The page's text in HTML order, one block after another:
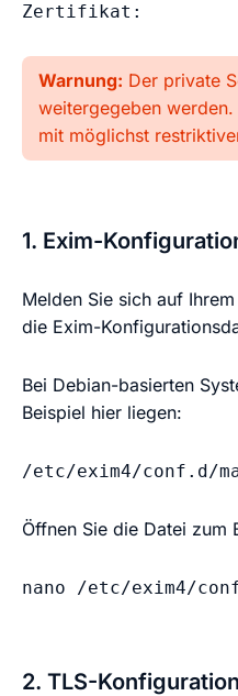
Zertifikat:         /
Warnung: Der private
weitergegeben
mit möglichst
1. Exim-
Melden Sie sich auf
die Exim-
Bei Debian-basierten
Beispiel hier liegen:
/etc/exim4/conf.d/
Öffnen Sie die Datei zum
nano /etc/exim4/
2. TLS-